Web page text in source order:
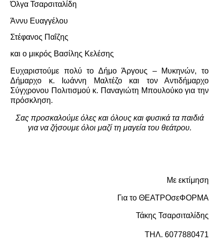
Όλγα Τσαρσιταλίδη
Άννυ Ευαγγέλου
Στέφανος Παΐζης
και ο μικρός Βασίλης Κελέσης
Ευχαριστούμε πολύ το Δήμο Άργους – Μυκηνών, το
Δήμαρχο κ. Ιωάννη Μαλτέζο και τον Αντιδήμαρχο
Σύγχρονου Πολιτισμού κ. Παναγιώτη Μπουλούκο για την
πρόσκληση.
Σας προσκαλούμε όλες και όλους και φυσικά τα παιδιά
για να ζήσουμε όλοι μαζί τη μαγεία του θεάτρου.
Με εκτίμηση
Για το ΘΕΑΤΡΟσεΦΟΡΜΑ
Τάκης Τσαρσιταλίδης
ΤΗΛ. 6077880471